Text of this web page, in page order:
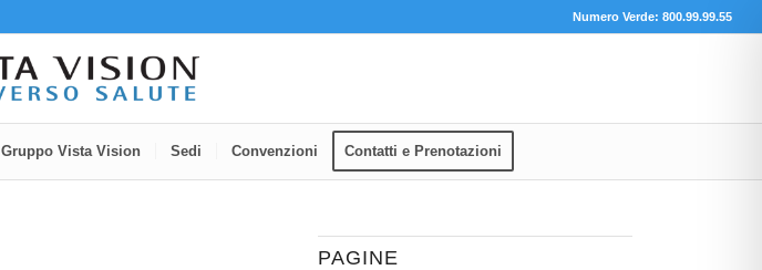
Numero Verde: 800.99.99.55
Gruppo Vista Vision Sedi Convenzioni Contatti e Prenotazioni
PAGINE